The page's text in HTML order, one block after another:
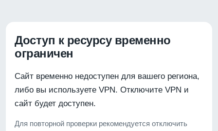
Доступ к ресурсу временно
ограничен
Сайт временно недоступен для вашего региона,
либо вы используете VPN. Отключите VPN и
сайт будет доступен.
Для повторной проверки рекомендуется отключить